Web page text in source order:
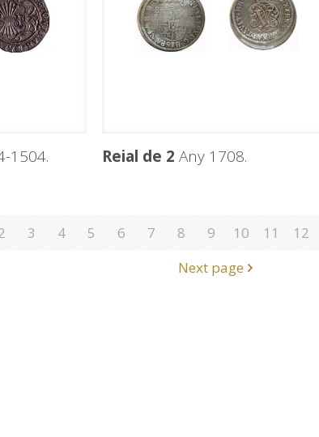
1504. Reial de 2 Any 1708.
3 4 5 6 7 8 9 10 11 12
Next page